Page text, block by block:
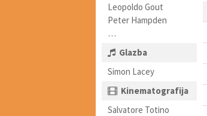
Leopoldo Gout
Peter Hampden
…
Glazba
Simon Lacey
Kinematografija
Salvatore Totino